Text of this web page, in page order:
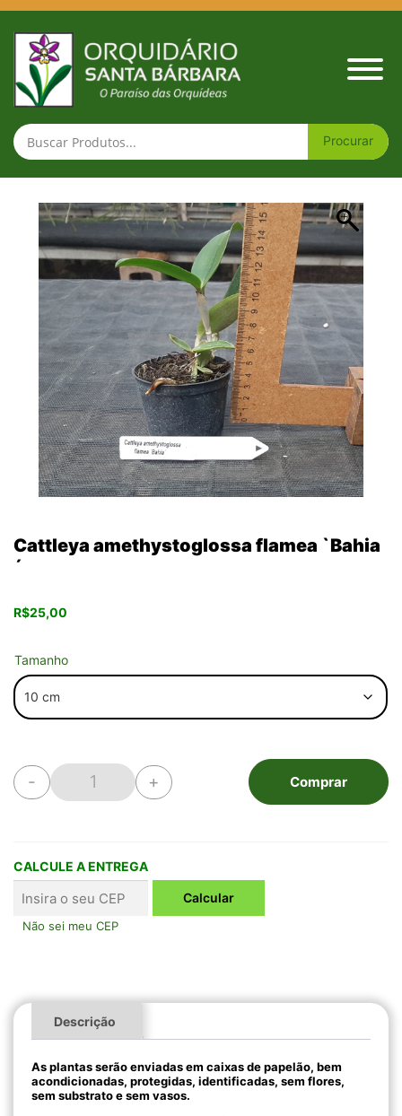
Cattleya
Cattleya amethystoglossa flamea `Bahia
´
R$25,00
Tamanho
Cattleya amethystoglossa flamea `Bahia´
- + Comprar
CALCULE A ENTREGA
Não sei meu CEP
Descrição
As plantas serão enviadas em caixas de papelão, bem
acondicionadas, protegidas, identificadas, sem flores,
sem substrato e sem vasos.